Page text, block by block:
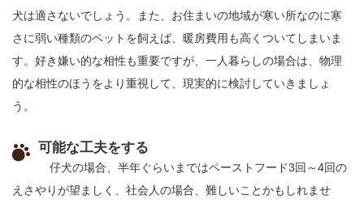
犬は適さないでしょう。また、お住まいの地域が寒い所なのに寒
さに弱い種類のペットを飼えば、暖房費用も高くついてしまいま
す。好き嫌い的な相性も重要ですが、一人暮らしの場合は、物理
的な相性のほうをより重視して、現実的に検討していきましょ
う。
可能な工夫をする
仔犬の場合、半年ぐらいまではペーストフード3回～4回の
えさやりが望ましく、社会人の場合、難しいことかもしれませ